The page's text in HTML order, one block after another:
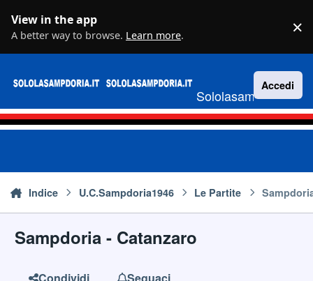
View in the app
A better way to browse. Learn more. ×
Sololasampdoria.it
Accedi
Indice U.C.Sampdoria1946 Le Partite
Sampdoria - Catanzaro